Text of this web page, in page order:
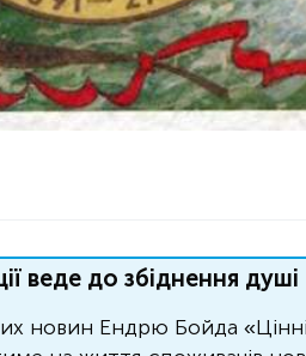
веде до збіднення душі
новин Ендрю Бойда